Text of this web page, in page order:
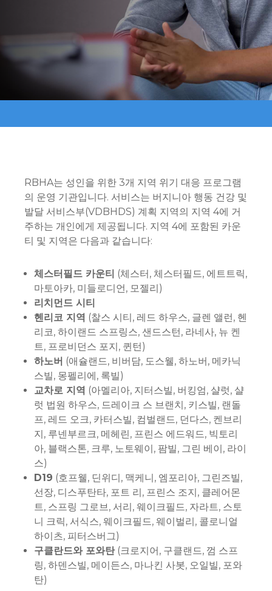
RBHA는 성인을 위한 3개 지역 위기 대응 프로그램
의 운영 기관입니다. 서비스는 버지니아 행동 건강 및
발달 서비스부(VDBHDS) 계획 지역의 지역 4에 거
주하는 개인에게 제공됩니다. 지역 4에 포함된 카운
티 및 지역은 다음과 같습니다:
체스터필드 카운티 (체스터, 체스터필드, 에트트릭,
마토아카, 미들로디언, 모젤리)
리치먼드 시티
헨리코 지역 (찰스 시티, 레드 하우스, 글렌 앨런, 헨
리코, 하이랜드 스프링스, 샌드스턴, 라네사, 뉴 켄
트, 프로비던스 포지, 퀸턴)
하노버 (애슐랜드, 비버담, 도스웰, 하노버, 메카닉
스빌, 몽펠리에, 록빌)
교차로 지역 (아멜리아, 지터스빌, 버킹엄, 샬럿, 샬
럿 법원 하우스, 드레이크 스 브랜치, 키스빌, 랜돌
프, 레드 오크, 카터스빌, 컴벌랜드, 던다스, 켄브리
지, 루넨부르크, 메헤린, 프린스 에드워드, 빅토리
아, 블랙스톤, 크루, 노토웨이, 팜빌, 그린 베이, 라이
스)
D19 (호프웰, 딘위디, 맥케니, 엠포리아, 그린즈빌,
선장, 디스푸탄타, 포트 리, 프린스 조지, 클레어몬
트, 스프링 그로브, 서리, 웨이크필드, 자라트, 스토
니 크릭, 서식스, 웨이크필드, 웨이벌리, 콜로니얼
하이츠, 피터스버그)
구클란드와 포와탄(크로지어, 구클랜드, 껌 스프
링, 하덴스빌, 메이든스, 마나킨 사봇, 오일빌, 포와
탄)